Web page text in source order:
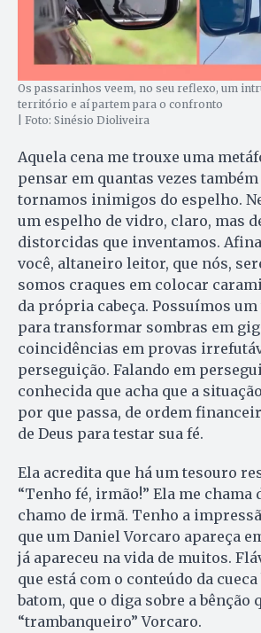
Os passarinhos veem, no seu reflexo, um
território e aí partem para o confronto
| Foto: Sinésio Dioliveira
Aquela cena me trouxe uma
pensar em quantas vezes
tornamos inimigos do espelho.
um espelho de vidro, claro, mas
distorcidas que inventamos.
você, altaneiro leitor, que nós,
somos craques em colocar
da própria cabeça. Possuímos
para transformar sombras em
coincidências em provas
perseguição. Falando em
conhecida que acha que a
por que passa, de ordem
de Deus para testar sua fé.
Ela acredita que há um tesouro
“Tenho fé, irmão!” Ela me chama
chamo de irmã. Tenho a
que um Daniel Vorcaro apareça
já apareceu na vida de muitos.
que está com o conteúdo da
batom, que o diga sobre a bênção
“trambanqueiro” Vorcaro.